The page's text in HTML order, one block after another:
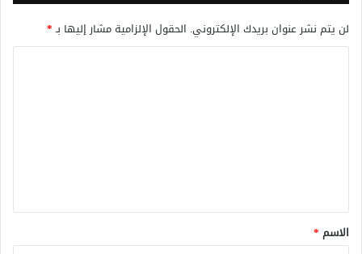
لن يتم نشر عنوان بريدك الإلكتروني. الحقول الإلزامية مشار إليها بـ*
*
الاسم *